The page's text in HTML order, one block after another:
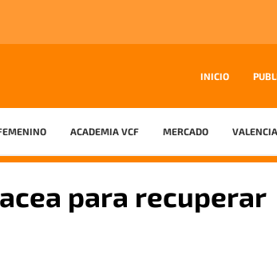
INICIO
ACADEMIA VCF MERCADO
para recuperar